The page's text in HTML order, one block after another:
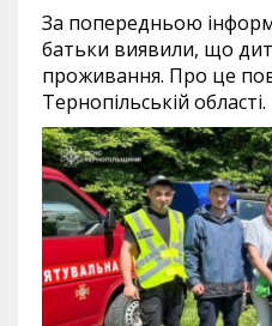
За попередньою
батьки виявили, що
проживання. Про це
Тернопільській області.